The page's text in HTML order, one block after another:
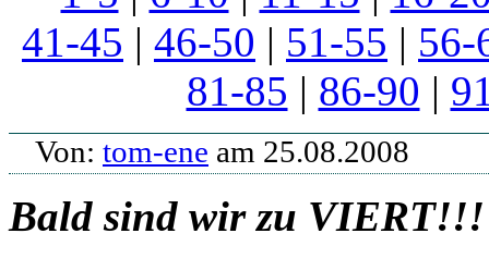
41-45 | 46-50 | 51-55 | 56-
81-85 | 86-90 |
Von: tom-ene am 25.08.2008
Bald sind wir zu VIERT!!!